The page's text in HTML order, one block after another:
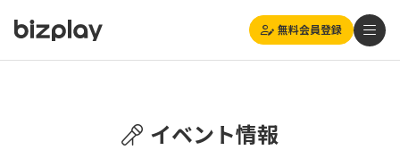
無料会員登録
イベント情報